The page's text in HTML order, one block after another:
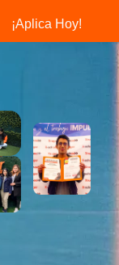
¡Aplica Hoy!